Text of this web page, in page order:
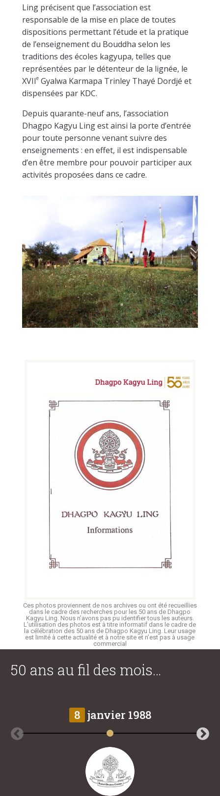
Ling précisent que l’association est
responsable de la mise en place de toutes
dispositions permettant l’étude et la pratique
de l’enseignement du Bouddha selon les
traditions des écoles kagyupa, telles que
représentées par le détenteur de la lignée, le
XVIIeGyalwa Karmapa Trinley Thayé Dordjé et
dispensées par KDC.
Depuis quarante-neuf ans, l’association
Dhagpo Kagyu Ling est ainsi la porte d’entrée
pour toute personne venant suivre des
enseignements : en effet, il est indispensable
d’en être membre pour pouvoir participer aux
activités proposées dans ce cadre.
Ces photos proviennent de nos archives ou ont été recueillies
dans le cadre des recherches pour les 50 ans de Dhagpo
Kagyu Ling. Nous n’avons pas pu identifier tous les auteurs.
L’utilisation des photos est à titre informatif dans le cadre de
la célébration des 50 ans de Dhagpo Kagyu Ling. Leur usage
est limité à cette actualité et à notre site et n’est pas à usage
commercial
50 ans au fil des mois…
8 janvier 1988